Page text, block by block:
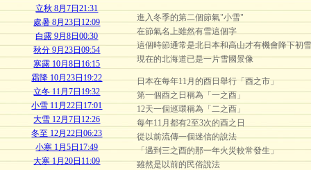
立秋 8月7日21:31
處暑 8月23日12:09
白露 9月8日00:30
秋分 9月23日09:54
寒露 10月8日16:15
霜降 10月23日19:22
立冬 11月7日19:32
小雪 11月22日17:01
大雪 12月7日12:26
冬至 12月22日06:23
小寒 1月5日17:49
大寒 1月20日11:09
進入冬季的第二個節氣"小雪"
在節氣名上雖然有雪這個字
這個時節通常是北日本和高山才有機會降下初雪
現在的北海道已是一片雪國景像
日本在每年11月的酉日舉行「酉之市」
第一個酉之日稱為「一之酉」
12天一個巡環稱為「二之酉」
每年11月都有2至3次的酉之日
從以前流傳一個迷信的說法
「遇到三之酉的那一年火災較常發生」
雖然是以前的民俗說法